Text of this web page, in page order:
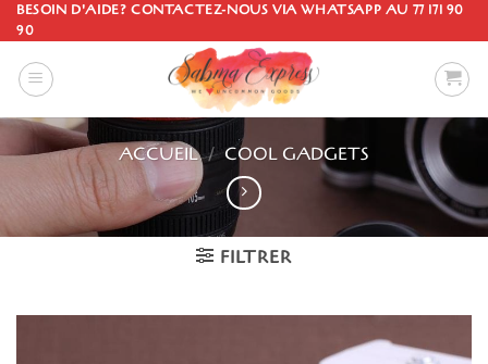
Passer
au
contenu
BESOIN D'AIDE? CONTACTEZ-NOUS VIA WHATSAPP AU 77 171 90
90
ACCUEIL / COOL GADGETS
FILTRER